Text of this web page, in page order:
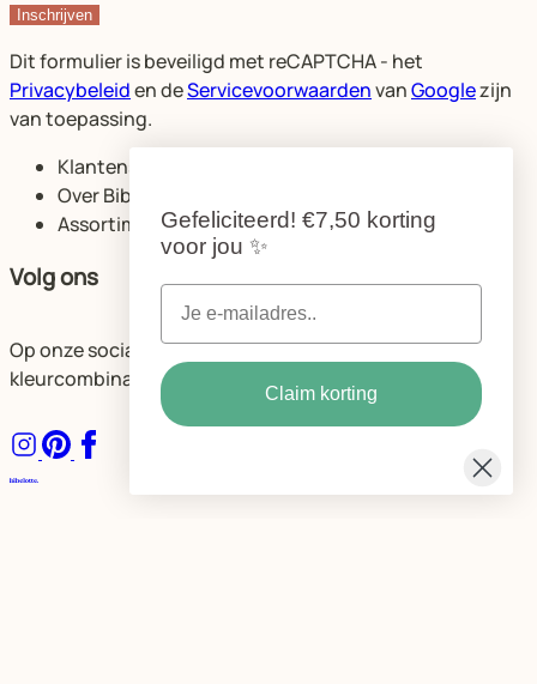
Inschrijven
Dit formulier is beveiligd met reCAPTCHA - het
Privacybeleiden deServicevoorwaardenvanGooglezijn
van toepassing.
Klantenservice
Over Bibelotte
Assortiment
Volg ons
Op onze socials delen we volop ideeën voor de mooiste
kleurcombinaties en ruimtes.
Gefeliciteerd! €7,50 korting
voor jou ✨
Claim korting